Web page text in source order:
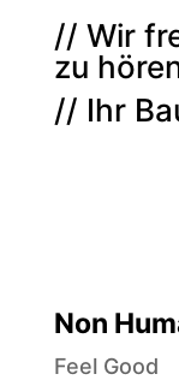
// Wir
zu
// Ihr
Non
Feel Good